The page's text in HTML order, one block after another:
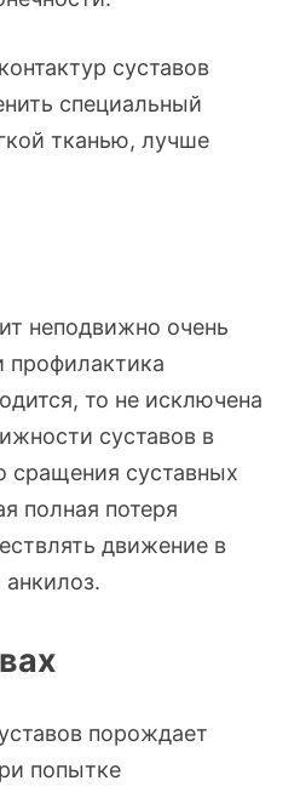
суставов
специальный
тканью, лучше
неподвижно очень
профилактика
то не исключена
суставов в
сращения суставных
полная потеря
движение в
анкилоз.
порождает
попытке